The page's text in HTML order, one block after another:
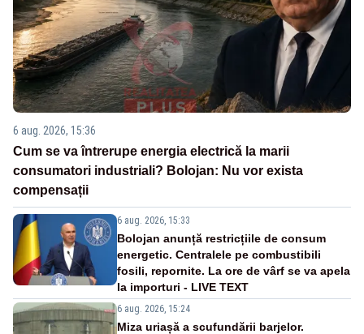
6 aug. 2026, 15:36
Cum se va întrerupe energia electrică la marii
consumatori industriali? Bolojan: Nu vor exista
compensații
6 aug. 2026, 15:33
Bolojan anunță restricțiile de consum
energetic. Centralele pe combustibili
fosili, repornite. La ore de vârf se va apela
la importuri - LIVE TEXT
6 aug. 2026, 15:24
Miza uriașă a scufundării barjelor.